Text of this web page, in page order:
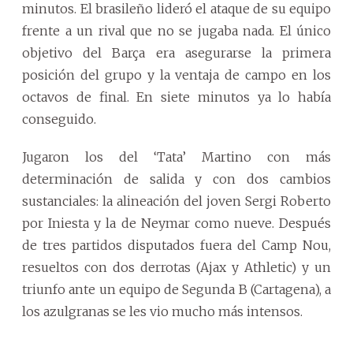
minutos. El brasileño lideró el ataque de su equipo
frente a un rival que no se jugaba nada. El único
objetivo del Barça era asegurarse la primera
posición del grupo y la ventaja de campo en los
octavos de final. En siete minutos ya lo había
conseguido.
Jugaron los del ‘Tata’ Martino con más
determinación de salida y con dos cambios
sustanciales: la alineación del joven Sergi Roberto
por Iniesta y la de Neymar como nueve. Después
de tres partidos disputados fuera del Camp Nou,
resueltos con dos derrotas (Ajax y Athletic) y un
triunfo ante un equipo de Segunda B (Cartagena), a
los azulgranas se les vio mucho más intensos.